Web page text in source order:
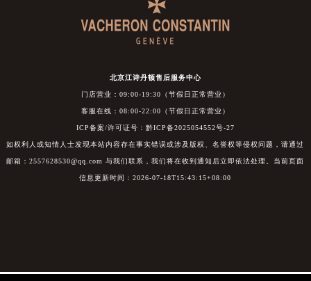
北京江诗丹顿售后服务中心
门店营业：09:00-19:30（节假日正常营业）
客服在线：08:00-22:00（节假日正常营业）
ICP备案/许可证号：黔ICP备2025054552号-27
如权利人或知情人士发现本站内容存在事实错误或涉及版权、名誉权等侵权问题，请通过
邮箱：2557628530@qq.com 与我们联系，我们将在收到通知后立即依法处理。当前页面
信息更新时间：2026-07-18T15:43:15+08:00